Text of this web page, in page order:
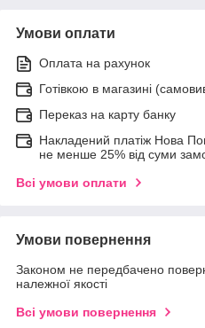
Умови оплати
Оплата на рахунок
Готівкою в магазині
Переказ на карту банку
Накладений платіж Нова
не менше 25% від суми
Всі умови оплати
Умови повернення
Законом не передбачено
належної якості
Всі умови повернення